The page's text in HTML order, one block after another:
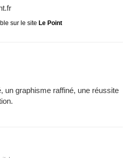
sur le site Le Point
un graphisme raffiné, une réussite